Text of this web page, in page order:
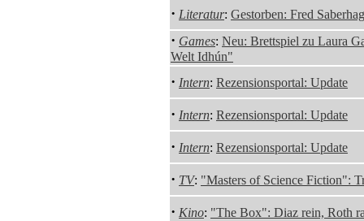
· Literatur: Gestorben: Fred
· Games: Neu: Brettspiel zu Laura
Welt Idhún"
· Intern: Rezensionsportal: Update
· Intern: Rezensionsportal: Update
· Intern: Rezensionsportal: Update
· TV: "Masters of Science Fiction":
· Kino: "The Box": Diaz rein, Roth